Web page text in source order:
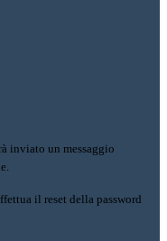
inviato un messaggio
il reset della password